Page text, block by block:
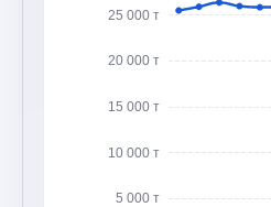
5 000 т
10 000 т
15 000 т
20 000 т
25 000 т